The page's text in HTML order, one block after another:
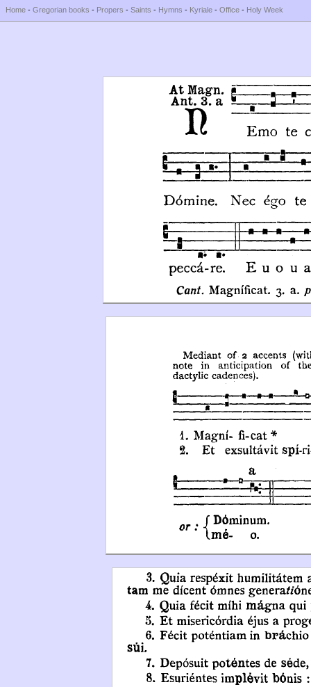
Home - Gregorian books - Propers - Saints - Hymns - Kyriale - Office - Holy Week